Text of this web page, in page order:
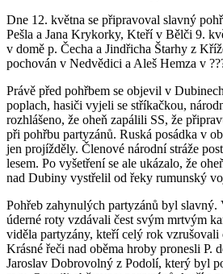
Dne 12. května se připravoval slavný
Pešla a Jana Krykorky, Kteří v Bělči 9.
v domě p. Čecha a Jindřicha Štarhy z
pochován v Nedvědici a Aleš Hemza v
Právě před pohřbem se objevil v
poplach, hasiči vyjeli se stříkačkou,
rozhlášeno, že oheň zapálili SS, že
při pohřbu partyzánů. Ruská posádka v
jen projížděly. Členové národní stráže
lesem. Po vyšetření se ale ukázalo, že
nad Dubiny vystřelil od řeky rumunský
Pohřeb zahynulých partyzánů byl
úderné roty vzdávali čest svým mrtvým
viděla partyzány, kteří celý rok vzrušovali
Krásné řeči nad oběma hroby pronesli P.
Jaroslav Dobrovolný z Podolí, který byl